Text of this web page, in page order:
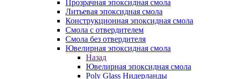
Прозрачная эпоксидная смола
Литьевая эпоксидная смола
Конструкционная эпоксидная смола
Смола с отвердителем
Смола без отвердителя
Ювелирная эпоксидная смола
Назад
Ювелирная эпоксидная смола
Poly Glass Нидерланды